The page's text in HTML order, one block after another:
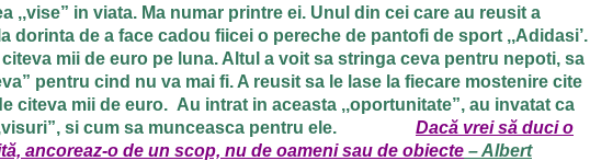
,,vise” in viata. Ma numar printre ei. Unul din cei care au reusit a
dorinta de a face cadou fiicei o pereche de pantofi de sport ,,Adidasi’.
mii de euro pe luna. Altul a voit sa stringa ceva pentru nepoti, sa
pentru cind nu va mai fi. A reusit sa le lase la fiecare mostenire cite
citeva mii de euro. Au intrat in aceasta ,,oportunitate”, au invatat ca
,,visuri”, si cum sa munceasca pentru ele.
Dacă vrei să duci o
ancoreaz-o de un scop, nu de oameni sau de obiecte – Albert